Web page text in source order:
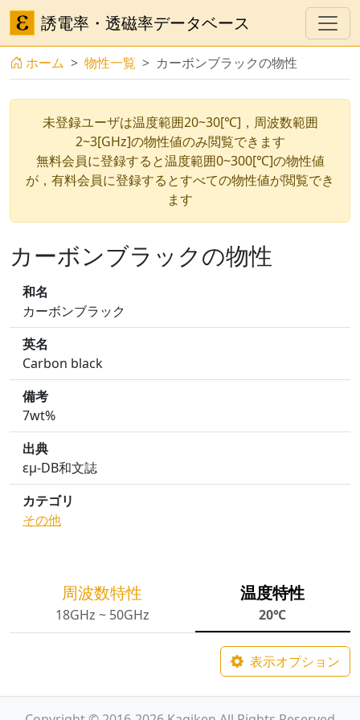
誘電率・透磁率データベース
ホーム 物性一覧 カーボンブラックの物性
未登録ユーザは温度範囲20~30[℃]，周波数範囲
2~3[GHz]の物性値のみ閲覧できます
無料会員に登録すると温度範囲0~300[℃]の物性値
が，有料会員に登録するとすべての物性値が閲覧でき
ます
カーボンブラックの物性
和名
カーボンブラック
英名
Carbon black
備考
7wt%
出典
εμ-DB和文誌
カテゴリ
その他
周波数特性
18GHz ~ 50GHz
温度特性
20℃
表示オプション